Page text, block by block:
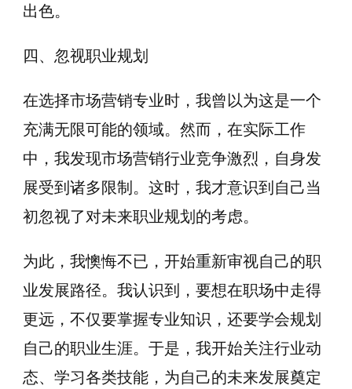
出色。
四、忽视职业规划
在选择市场营销专业时，我曾以为这是一个
充满无限可能的领域。然而，在实际工作
中，我发现市场营销行业竞争激烈，自身发
展受到诸多限制。这时，我才意识到自己当
初忽视了对未来职业规划的考虑。
为此，我懊悔不已，开始重新审视自己的职
业发展路径。我认识到，要想在职场中走得
更远，不仅要掌握专业知识，还要学会规划
自己的职业生涯。于是，我开始关注行业动
态、学习各类技能，为自己的未来发展奠定